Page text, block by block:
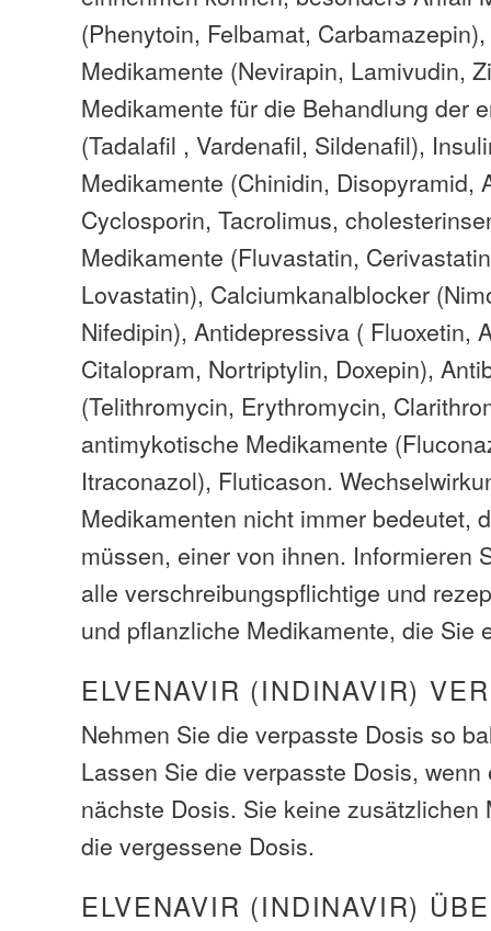
(Phenytoin, Felbamat,
Medikamente (Nevirapin, Lamivudin,
Medikamente für die Behandlung der
(Tadalafil , Vardenafil, Sildenafil),
Medikamente (Chinidin, Disopyramid,
Cyclosporin, Tacrolimus,
Medikamente (Fluvastatin,
Lovastatin), Calciumkanalblocker
Nifedipin), Antidepressiva ( Fluoxetin,
Citalopram, Nortriptylin, Doxepin),
(Telithromycin, Erythromycin,
antimykotische Medikamente
Itraconazol), Fluticason.
Medikamenten nicht immer bedeutet,
müssen, einer von ihnen. Informieren
alle verschreibungspflichtige und
und pflanzliche Medikamente, die Sie
ELVENAVIR (INDINAVIR)
Nehmen Sie die verpasste Dosis so
Lassen Sie die verpasste Dosis,
nächste Dosis. Sie keine zusätzlichen
die vergessene Dosis.
ELVENAVIR (INDINAVIR)